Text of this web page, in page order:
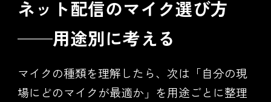
ネット配信のマイク選び方
——用途別に考える
マイクの種類を理解したら、次は「自分の現
場にどのマイクが最適か」を用途ごとに整理